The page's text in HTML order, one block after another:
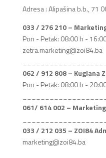
Adresa : Alipašina b.b., 71
033 / 276 210 –
Pon - Petak: 08:00 h -
zetra.marketing@zoi84.ba
062 / 912 808 – Kuglana
Pon - Petak: 08:00 h -
061/ 614 002 –
033 / 212 035 – ZOI84
marketing@zoi84.ba